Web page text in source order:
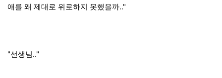
애를 왜 제대로 위로하지 못했을까.."
"선생님.."